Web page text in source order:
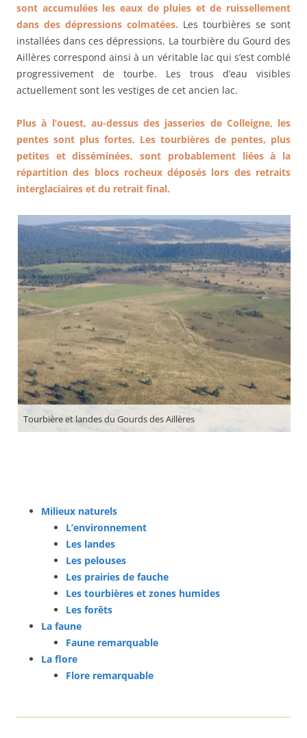
sont accumulées les eaux de pluies et de ruissellement
dans des dépressions colmatées. Les tourbières se sont
installées dans ces dépressions. La tourbière du Gourd des
Aillères correspond ainsi à un véritable lac qui s’est comblé
progressivement de tourbe. Les trous d’eau visibles
actuellement sont les vestiges de cet ancien lac.
Plus à l’ouest, au-dessus des jasseries de Colleigne, les
pentes sont plus fortes. Les tourbières de pentes, plus
petites et disséminées, sont probablement liées à la
répartition des blocs rocheux déposés lors des retraits
interglaciaires et du retrait final.
Tourbière et landes du Gourds des Aillères
Milieux naturels
L’environnement
Les landes
Les pelouses
Les prairies de fauche
Les tourbières et zones humides
Les forêts
La faune
Faune remarquable
La flore
Flore remarquable